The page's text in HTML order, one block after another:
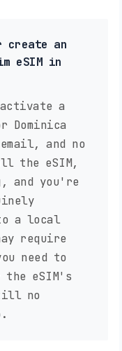
create an
eSIM in
activate a
Dominica
and no
the eSIM,
and you're
to a local
require
need to
eSIM's
no